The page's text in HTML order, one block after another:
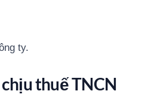
ty.
thuế TNCN